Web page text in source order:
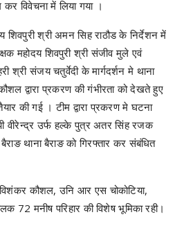
विवेचना में लिया गया ।
शिवपुरी श्री अमन सिह राठौड के निर्देशन में
महोदय शिवपुरी श्री संजीव मुले एवं
श्री संजय चतुर्वेदी के मार्गदर्शन मे थाना
द्वारा प्रकरण की गंभीरता को देखते हुए
की गई । टीम द्वारा प्रकरण मे घटना
वीरेन्द्र उर्फ हल्के पुत्र अतर सिंह रजक
थाना बैराङ को गिरफ्तार कर संबंधित
रविशंकर कौशल, उनि आर एस चोकोटिया,
72 मनीष परिहार की विशेष भूमिका रही।